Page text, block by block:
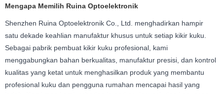
Mengapa Memilih Ruina Optoelektronik
Shenzhen Ruina Optoelektronik Co., Ltd. menghadirkan hampir
satu dekade keahlian manufaktur khusus untuk setiap kikir kuku.
Sebagai pabrik pembuat kikir kuku profesional, kami
menggabungkan bahan berkualitas, manufaktur presisi, dan kontrol
kualitas yang ketat untuk menghasilkan produk yang membantu
profesional kuku dan pengguna rumahan mencapai hasil yang